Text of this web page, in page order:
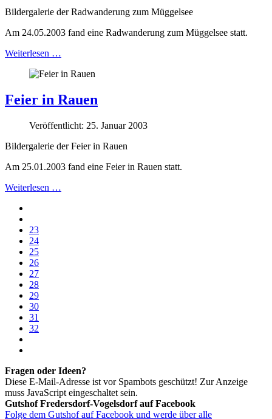
Bildergalerie der Radwanderung zum Müggelsee
Am 24.05.2003 fand eine Radwanderung zum Müggelsee statt.
Weiterlesen …
Feier in Rauen
Veröffentlicht: 25. Januar 2003
Bildergalerie der Feier in Rauen
Am 25.01.2003 fand eine Feier in Rauen statt.
Weiterlesen …
23
24
25
26
27
28
29
30
31
32
Fragen oder Ideen?
Diese E-Mail-Adresse ist vor Spambots geschützt! Zur Anzeige
muss JavaScript eingeschaltet sein.
Gutshof Fredersdorf-Vogelsdorf auf Facebook
Folge dem Gutshof auf Facebook und werde über alle